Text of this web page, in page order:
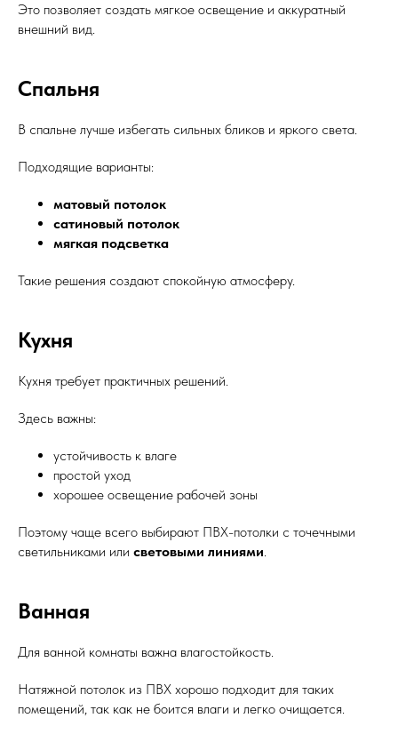
Это позволяет создать мягкое освещение и аккуратный
внешний вид.
Спальня
В спальне лучше избегать сильных бликов и яркого света.
Подходящие варианты:
матовый потолок
сатиновый потолок
мягкая подсветка
Такие решения создают спокойную атмосферу.
Кухня
Кухня требует практичных решений.
Здесь важны:
устойчивость к влаге
простой уход
хорошее освещение рабочей зоны
Поэтому чаще всего выбирают ПВХ-потолки с точечными
светильниками или световыми линиями.
Ванная
Для ванной комнаты важна влагостойкость.
Натяжной потолок из ПВХ хорошо подходит для таких
помещений, так как не боится влаги и легко очищается.